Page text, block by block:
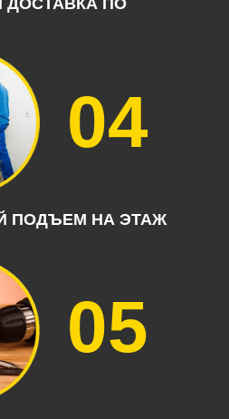
ДОСТАВКА ПО
ПОДЪЕМ НА ЭТАЖ
04
05